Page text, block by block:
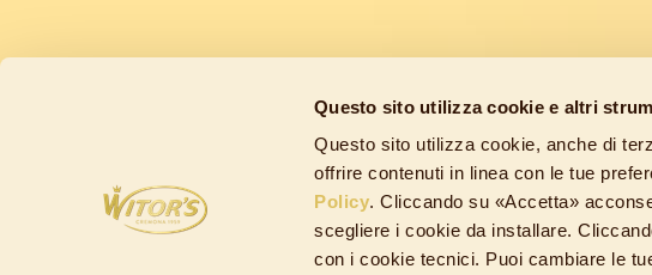
Questo sito utilizza cookie e altri
Questo sito utilizza cookie, anche di
offrire contenuti in linea con le tue
Policy. Cliccando su «Accetta»
scegliere i cookie da installare.
con i cookie tecnici. Puoi cambiare le